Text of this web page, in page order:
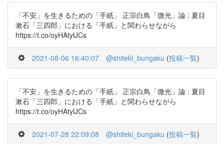
「不安」を生きるための「手紙」 正宗白鳥「微光」論 : 夏目
漱石「三四郎」における「手紙」と関わらせながら
https://t.co/oyHAtylJCs
2021-08-06 16:40:07 @shiteki_bungaku (投稿一覧)
「不安」を生きるための「手紙」 正宗白鳥「微光」論 : 夏目
漱石「三四郎」における「手紙」と関わらせながら
https://t.co/oyHAtylJCs
2021-07-28 22:09:08 @shiteki_bungaku (投稿一覧)